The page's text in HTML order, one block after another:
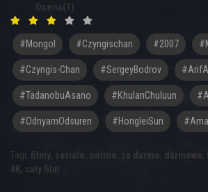
Ocena(1)
#mongol #czyngischan #2007
#Czyngis-Chan #SergeyBodrov
#TadanobuAsano #KhulanChuluun
#OdnyamOdsuren #HongleiSun
Tagi: filmy, seriale, online, za darmo, darmowe,
4K, cały film